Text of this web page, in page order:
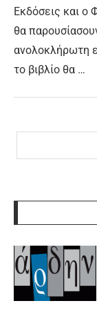
Εκδόσεις και ο
θα
ανολοκλήρωτη
το βιβλίο θα …